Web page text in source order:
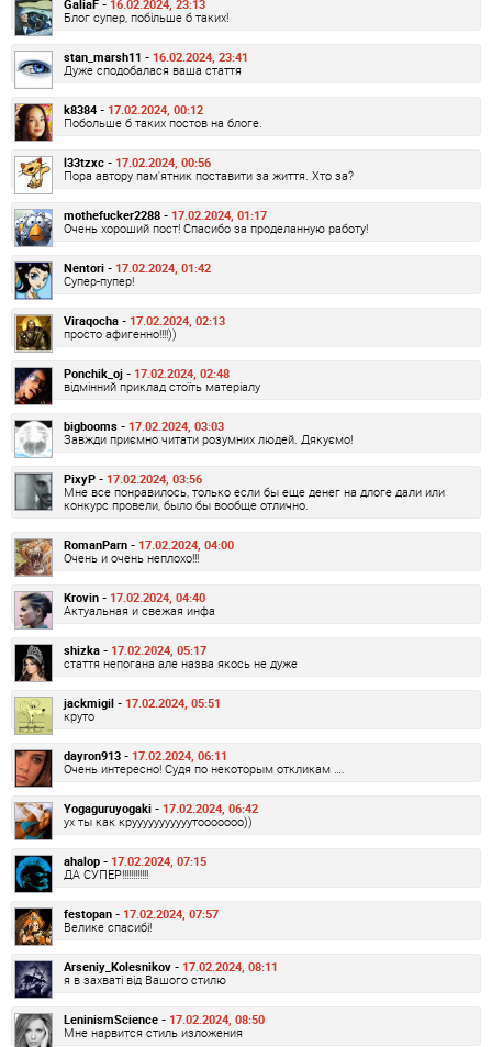
GaliaF - 16.02.2024, 23:13
Блог супер, побільше б таких!
stan_marsh11 - 16.02.2024, 23:41
Дуже сподобалася ваша стаття
k8384 - 17.02.2024, 00:12
Побольше б таких постов на блоге.
l33tzxc - 17.02.2024, 00:56
Пора автору пам'ятник поставити за життя. Хто за?
mothefucker2288 - 17.02.2024, 01:17
Очень хороший пост! Спасибо за проделанную работу!
Nentori - 17.02.2024, 01:42
Супер-пупер!
Viraqocha - 17.02.2024, 02:13
просто афигенно!!!!))
Ponchik_oj - 17.02.2024, 02:48
відмінний приклад стоїть матеріалу
bigbooms - 17.02.2024, 03:03
Завжди приємно читати розумних людей. Дякуємо!
PixyP - 17.02.2024, 03:56
Мне все понравилось, только если бы еще денег на длоге дали или
конкурс провели, было бы вообще отлично.
RomanParn - 17.02.2024, 04:00
Очень и очень неплохо!!!
Krovin - 17.02.2024, 04:40
Актуальная и свежая инфа
shizka - 17.02.2024, 05:17
стаття непогана але назва якось не дуже
jackmigil - 17.02.2024, 05:51
круто
dayron913 - 17.02.2024, 06:11
Очень интересно! Судя по некоторым откликам ….
Yogaguruyogaki - 17.02.2024, 06:42
ух ты как крууууууууууутооооооо))
ahalop - 17.02.2024, 07:15
ДА СУПЕР!!!!!!!!!!!!
festopan - 17.02.2024, 07:57
Велике спасибі!
Arseniy_Kolesnikov - 17.02.2024, 08:11
я в захваті від Вашого стилю
LeninismScience - 17.02.2024, 08:50
Мне нарвится стиль изложения